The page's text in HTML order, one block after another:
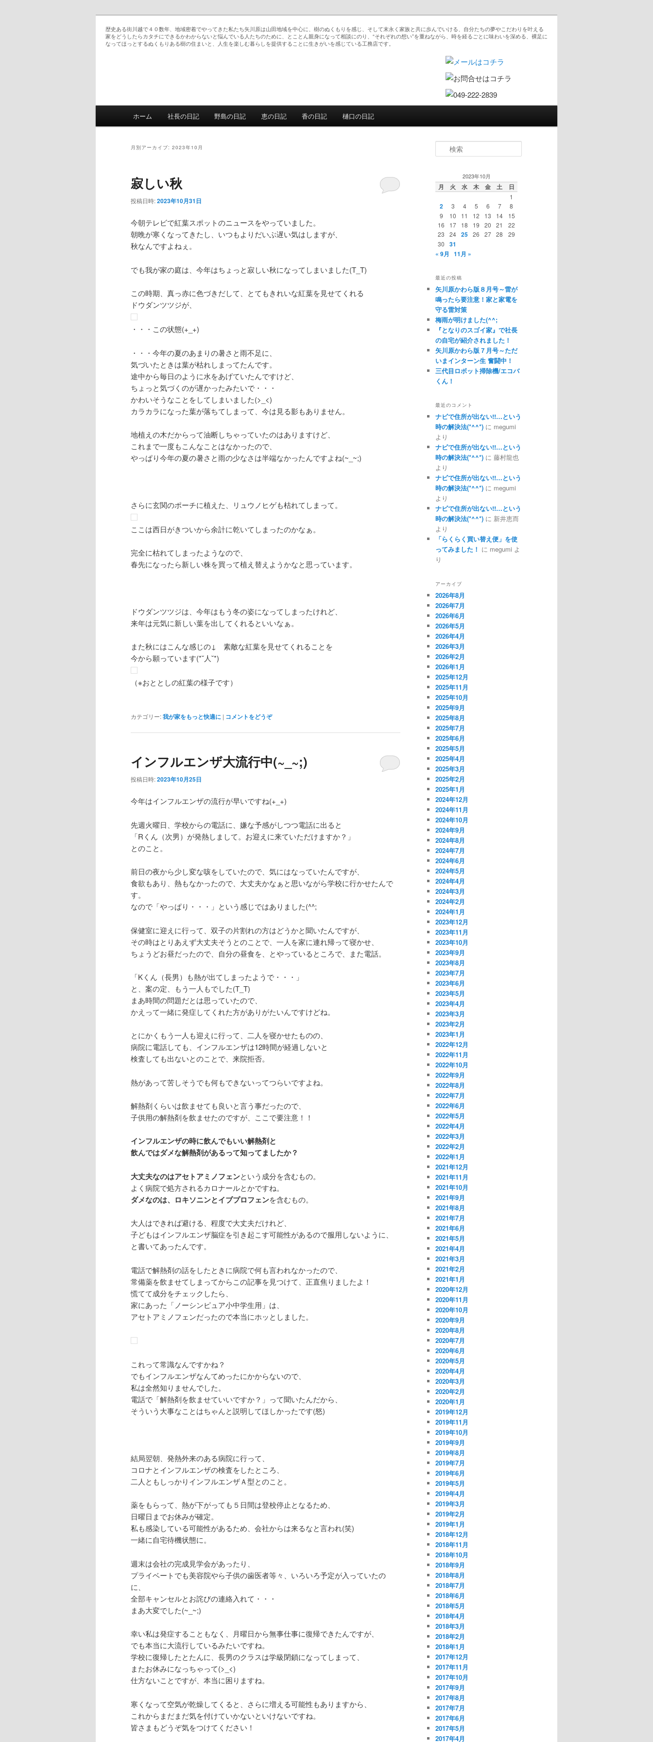
歴史ある街川越で４０数年、地域密着でやってきた私たち矢川原は山田地域を中心に、樹のぬくもりを感じ、そして末永く家族と共に歩んでいける、自分たちの夢やこだわりを叶える
家をどうしたらカタチにできるかわからないと悩んでいる人たちのために、とことん親身になって相談にのり、“それぞれの想い”を重ねながら、時を経るごとに味わいを深める、裸足に
なってほっとするぬくもりある樹の住まいと、人生を楽しむ暮らしを提供することに生きがいを感じている工務店です。
恵の日記 双子ママのお仕事日記
メインコンテンツへ移動
サブコンテンツへ移動
ホーム 社長の日記 野島の日記 恵の日記 香の日記 樋口の日記
月別アーカイブ:2023年10月
寂しい秋
投稿日時:2023年10月31日
今朝テレビで紅葉スポットのニュースをやっていました。
朝晩が寒くなってきたし、いつもよりだいぶ遅い気はしますが、
秋なんですよねぇ。
でも我が家の庭は、今年はちょっと寂しい秋になってしまいました(T_T)
この時期、真っ赤に色づきだして、とてもきれいな紅葉を見せてくれる
ドウダンツツジが、
・・・この状態(+_+)
・・・今年の夏のあまりの暑さと雨不足に、
気づいたときは葉が枯れしまってたんです。
途中から毎日のように水をあげていたんですけど、
ちょっと気づくのが遅かったみたいで・・・
かわいそうなことをしてしまいました(>_<)
カラカラになった葉が落ちてしまって、今は見る影もありません。
地植えの木だからって油断しちゃっていたのはありますけど、
これまで一度もこんなことはなかったので、
やっぱり今年の夏の暑さと雨の少なさは半端なかったんですよね(~_~;)
さらに玄関のポーチに植えた、リュウノヒゲも枯れてしまって。
ここは西日がきついから余計に乾いてしまったのかなぁ。
完全に枯れてしまったようなので、
春先になったら新しい株を買って植え替えようかなと思っています。
ドウダンツツジは、今年はもう冬の姿になってしまったけれど、
来年は元気に新しい葉を出してくれるといいなぁ。
また秋にはこんな感じの↓ 素敵な紅葉を見せてくれることを
今から願っています(*˘人˘*)
（※おととしの紅葉の様子です）
カテゴリー:我が家をもっと快適に | コメントをどうぞ
インフルエンザ大流行中(~_~;)
投稿日時:2023年10月25日
今年はインフルエンザの流行が早いですね(+_+)
先週火曜日、学校からの電話に、嫌な予感がしつつ電話に出ると
「Rくん（次男）が発熱しまして。お迎えに来ていただけますか？」
とのこと。
前日の夜から少し変な咳をしていたので、気にはなっていたんですが、
食欲もあり、熱もなかったので、大丈夫かなぁと思いながら学校に行かせたんで
す。
なので「やっぱり・・・」という感じではありました(^^;
保健室に迎えに行って、双子の片割れの方はどうかと聞いたんですが、
その時はとりあえず大丈夫そうとのことで、一人を家に連れ帰って寝かせ、
ちょうどお昼だったので、自分の昼食を、とやっているところで、また電話。
「Kくん（長男）も熱が出てしまったようで・・・」
と、案の定、もう一人もでした(T_T)
まあ時間の問題だとは思っていたので、
かえって一緒に発症してくれた方がありがたいんですけどね。
とにかくもう一人も迎えに行って、二人を寝かせたものの、
病院に電話しても、インフルエンザは12時間が経過しないと
検査しても出ないとのことで、来院拒否。
熱があって苦しそうでも何もできないってつらいですよね。
解熱剤くらいは飲ませても良いと言う事だったので、
子供用の解熱剤を飲ませたのですが、ここで要注意！！
インフルエンザの時に飲んでもいい解熱剤と
飲んではダメな解熱剤があるって知ってましたか？
大丈夫なのはアセトアミノフェンという成分を含むもの。
よく病院で処方されるカロナールとかですね。
ダメなのは、ロキソニンとイブプロフェンを含むもの。
大人はできれば避ける、程度で大丈夫だけれど、
子どもはインフルエンザ脳症を引き起こす可能性があるので服用しないように、
と書いてあったんです。
電話で解熱剤の話をしたときに病院で何も言われなかったので、
常備薬を飲ませてしまってからこの記事を見つけて、正直焦りましたよ！
慌てて成分をチェックしたら、
家にあった「ノーシンピュア小中学生用」は、
アセトアミノフェンだったので本当にホッとしました。
これって常識なんですかね？
でもインフルエンザなんてめったにかからないので、
私は全然知りませんでした。
電話で「解熱剤を飲ませていいですか？」って聞いたんだから、
そういう大事なことはちゃんと説明してほしかったです(怒)
結局翌朝、発熱外来のある病院に行って、
コロナとインフルエンザの検査をしたところ、
二人ともしっかりインフルエンザＡ型とのこと。
薬をもらって、熱が下がっても５日間は登校停止となるため、
日曜日までお休みが確定。
私も感染している可能性があるため、会社からは来るなと言われ(笑)
一緒に自宅待機状態に。
週末は会社の完成見学会があったり、
プライベートでも美容院やら子供の歯医者等々、いろいろ予定が入っていたの
に、
全部キャンセルとお詫びの連絡入れて・・・
まあ大変でした(~_~;)
幸い私は発症することもなく、月曜日から無事仕事に復帰できたんですが、
でも本当に大流行しているみたいですね。
学校に復帰したとたんに、長男のクラスは学級閉鎖になってしまって、
またお休みになっちゃって(>_<)
仕方ないことですが、本当に困りますね。
寒くなって空気が乾燥してくると、さらに増える可能性もありますから、
これからまだまだ気を付けていかないといけないですね。
皆さまもどうぞ気をつけてください！
2023年10月
月 火 水 木 金 土 日
1
2 3 4 5 6 7
8
9
10 11 12 13 14
15
16
17 18 19 20 21
22
23
24 25 26 27 28
29
30
31
« 9月
11月 »
最近の投稿
矢川原かわら版８月号～雷が
鳴ったら要注意！家と家電を
守る雷対策
梅雨が明けました(^^;
『となりのスゴイ家』で社長
の自宅が紹介されました！
矢川原かわら版７月号～ただ
いまインターン生 奮闘中！
三代目ロボット掃除機/エコバ
くん！
最近のコメント
ナビで住所が出ない!!…という
時の解決法(*^^*) に megumi
より
ナビで住所が出ない!!…という
時の解決法(*^^*) に藤村龍也
より
ナビで住所が出ない!!…という
時の解決法(*^^*) に megumi
より
ナビで住所が出ない!!…という
時の解決法(*^^*) に 新井恵而
より
「らくらく買い替え便」を使
ってみました！ に megumi よ
り
アーカイブ
2026年8月
2026年7月
2026年6月
2026年5月
2026年4月
2026年3月
2026年2月
2026年1月
2025年12月
2025年11月
2025年10月
2025年9月
2025年8月
2025年7月
2025年6月
2025年5月
2025年4月
2025年3月
2025年2月
2025年1月
2024年12月
2024年11月
2024年10月
2024年9月
2024年8月
2024年7月
2024年6月
2024年5月
2024年4月
2024年3月
2024年2月
2024年1月
2023年12月
2023年11月
2023年10月
2023年9月
2023年8月
2023年7月
2023年6月
2023年5月
2023年4月
2023年3月
2023年2月
2023年1月
2022年12月
2022年11月
2022年10月
2022年9月
2022年8月
2022年7月
2022年6月
2022年5月
2022年4月
2022年3月
2022年2月
2022年1月
2021年12月
2021年11月
2021年10月
2021年9月
2021年8月
2021年7月
2021年6月
2021年5月
2021年4月
2021年3月
2021年2月
2021年1月
2020年12月
2020年11月
2020年10月
2020年9月
2020年8月
2020年7月
2020年6月
2020年5月
2020年4月
2020年3月
2020年2月
2020年1月
2019年12月
2019年11月
2019年10月
2019年9月
2019年8月
2019年7月
2019年6月
2019年5月
2019年4月
2019年3月
2019年2月
2019年1月
2018年12月
2018年11月
2018年10月
2018年9月
2018年8月
2018年7月
2018年6月
2018年5月
2018年4月
2018年3月
2018年2月
2018年1月
2017年12月
2017年11月
2017年10月
2017年9月
2017年8月
2017年7月
2017年6月
2017年5月
2017年4月